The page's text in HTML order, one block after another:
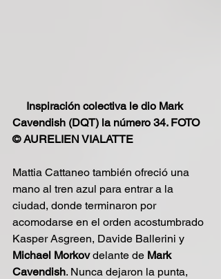
Cavendish (DQT) la número 34. FOTO
© AURELIEN VIALATTE
Mattia Cattaneo también ofreció una
mano al tren azul para entrar a la
ciudad, donde terminaron por
acomodarse en el orden acostumbrado
Kasper Asgreen, Davide Ballerini y
Michael Morkov delante de Mark
Cavendish. Nunca dejaron la punta,